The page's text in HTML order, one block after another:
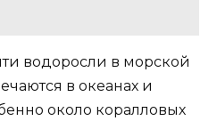
водоросли в морской
в океанах и
около коралловых